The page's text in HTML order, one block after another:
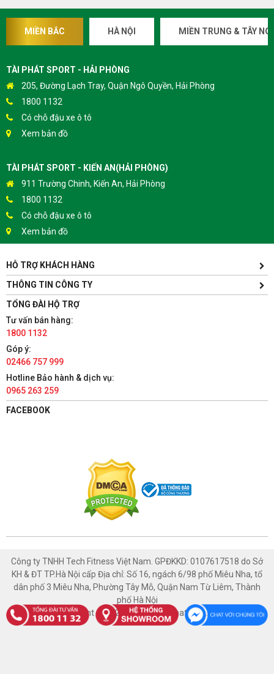
MIỀN BẮC HÀ NỘI MIỀN TRUNG & TÂY
TÀI PHÁT SPORT - HẢI PHÒNG
205, Đường Lạch Tray, Quận Ngô Quyền, Hải Phòng
1800 1132
Có chỗ đậu xe ô tô
Xem bản đồ
TÀI PHÁT SPORT - KIẾN AN(HẢI PHÒNG)
911 Trường Chinh, Kiến An, Hải Phòng
1800 1132
Có chỗ đậu xe ô tô
Xem bản đồ
TÀI PHÁT SPORT - HƯNG YÊN
Yên Lịch, Xã Dân Tiến, Huyện Khoái Châu, Hưng Yên(Gần
Trường ĐH Sư Phạm Kỹ Thuật Hưng Yên cách 300m)
1800 1132
Có chỗ đậu xe ô tô
TÀI PHÁT SPORT - HÀ NAM
86 Châu Cầu, Phường Minh Khai, Thành phố Phủ Lý, Hà Nam
1800 1132
TÀI PHÁT SPORT - NAM ĐỊNH
447 Trường Chinh, Phường Thống Nhất, Thành phố Nam Định,
Có chỗ đậu xe ô tô
TÀI PHÁT SPORT - HÒA BÌNH
1129 Đường An Dương Vương, Tổ 2, Phường Thống Nhất,
Thành phố Hòa Bình, Hòa Bình
TỔNG ĐÀI HỘ TRỢ
Tư vấn bán hàng:
1800 1132
Góp ý:
02466 757 999
Hotline Bảo hành & dịch vụ:
0965 263 259
HỖ TRỢ KHÁCH HÀNG
THÔNG TIN CÔNG TY
FACEBOOK
Công ty TNHH Tech Fitness Việt Nam. GPĐKKD: 0107617518 do Sở
KH & ĐT TP.Hà Nội cấp Địa chỉ: Số 16, ngách 6/98 phố Miêu Nha, tổ
dân phố 3 Miêu Nha, Phường Tây Mỗ, Quận Nam Từ Liêm, Thành
phố Hà Nội
Copyright © 2021 Thethaotaiphat.com.vn